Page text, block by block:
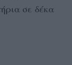
σε δέκα